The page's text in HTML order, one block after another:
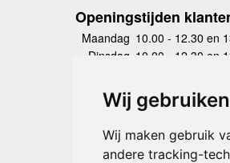
Wij
Wij maken gebruik
andere tracking-
Openingstijden
Maandag 10.00 - 12.30 en
Dinsdag 10.00 - 12.30 en
Donderdag
10.00 - 12.30 en
Vrijdag 10.00 - 12.30 en
Zaterdag
gesloten
Zondag